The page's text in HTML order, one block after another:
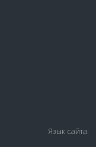
Язык сайта: